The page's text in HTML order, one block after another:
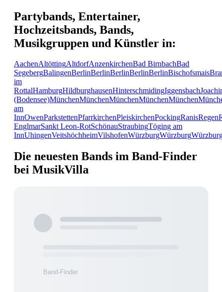
Partybands, Entertainer,
Hochzeitsbands, Bands,
Musikgruppen und Künstler in:
AachenAltöttingAltdorfAnzenkirchenBad BirnbachBad
SegebergBalingenBerlinBerlinBerlinBerlinBerlinBischofsmais
im
RottalHamburgHildburghausenHinterschmidingIggensbach
(Bodensee)MünchenMünchenMünchenMünchenMünchen
am
InnOwenParkstettenPfarrkirchenPleiskirchenPockingRanisRegen
EnglmarSankt Leon-RotSchönauStraubingTöging am
InnUhingenVeitshöchheimVilshofenWürzburgWürzburg
Die neuesten Bands im Band-Finder
bei MusikVilla